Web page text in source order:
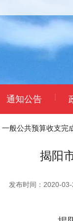
通知公告 |
一般公共预算收支完
揭阳
发布时间：2020-